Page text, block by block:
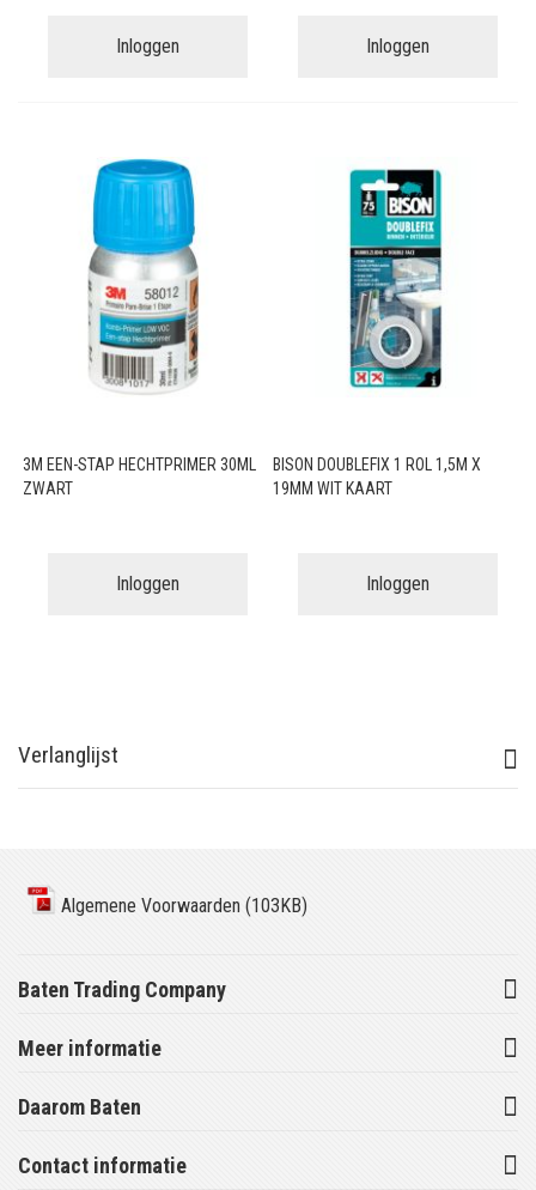
Inloggen Inloggen
3M EEN-STAP HECHTPRIMER 30ML
ZWART
Inloggen
BISON DOUBLEFIX 1 ROL 1,5M X
19MM WIT KAART
Inloggen
Verlanglijst
Algemene Voorwaarden (103KB)
Baten Trading Company
Meer informatie
Daarom Baten
Contact informatie